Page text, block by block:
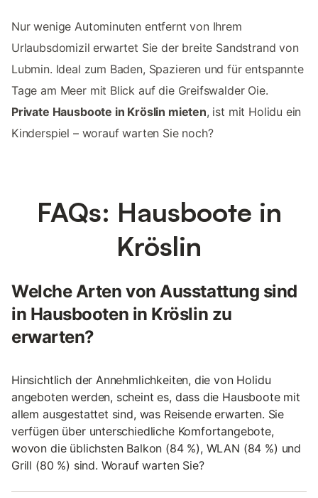
Nur wenige Autominuten entfernt von Ihrem
Urlaubsdomizil erwartet Sie der breite Sandstrand von
Lubmin. Ideal zum Baden, Spazieren und für entspannte
Tage am Meer mit Blick auf die Greifswalder Oie.
Private Hausboote in Kröslin mieten, ist mit Holidu ein
Kinderspiel – worauf warten Sie noch?
FAQs: Hausboote in
Kröslin
Welche Arten von Ausstattung sind
in Hausbooten in Kröslin zu
erwarten?
Hinsichtlich der Annehmlichkeiten, die von Holidu
angeboten werden, scheint es, dass die Hausboote mit
allem ausgestattet sind, was Reisende erwarten. Sie
verfügen über unterschiedliche Komfortangebote,
wovon die üblichsten Balkon (84 %), WLAN (84 %) und
Grill (80 %) sind. Worauf warten Sie?